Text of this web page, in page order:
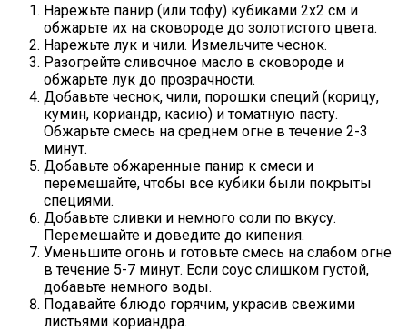
Нарежьте панир (или тофу) кубиками 2х2 см и
обжарьте их на сковороде до золотистого цвета.
Нарежьте лук и чили. Измельчите чеснок.
Разогрейте сливочное масло в сковороде и
обжарьте лук до прозрачности.
Добавьте чеснок, чили, порошки специй (корицу,
кумин, кориандр, касию) и томатную пасту.
Обжарьте смесь на среднем огне в течение 2-3
минут.
Добавьте обжаренные панир к смеси и
перемешайте, чтобы все кубики были покрыты
специями.
Добавьте сливки и немного соли по вкусу.
Перемешайте и доведите до кипения.
Уменьшите огонь и готовьте смесь на слабом огне
в течение 5-7 минут. Если соус слишком густой,
добавьте немного воды.
Подавайте блюдо горячим, украсив свежими
листьями кориандра.